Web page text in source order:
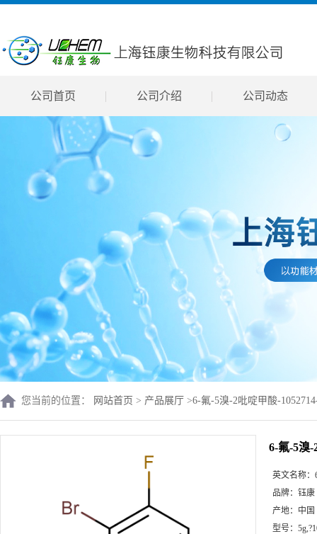
公司首页 公司介绍 公司动态
您当前的位置： 网站首页 > 产品展厅 >6-氟-5溴-2吡啶甲酸-
6-氟-5溴-
英文名称：
品牌： 钰康
产地： 中国
型号：